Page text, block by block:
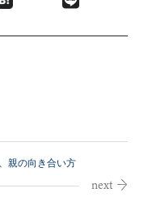
親の向き合い方